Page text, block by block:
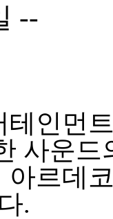
--
인먼
사운
아르데
.